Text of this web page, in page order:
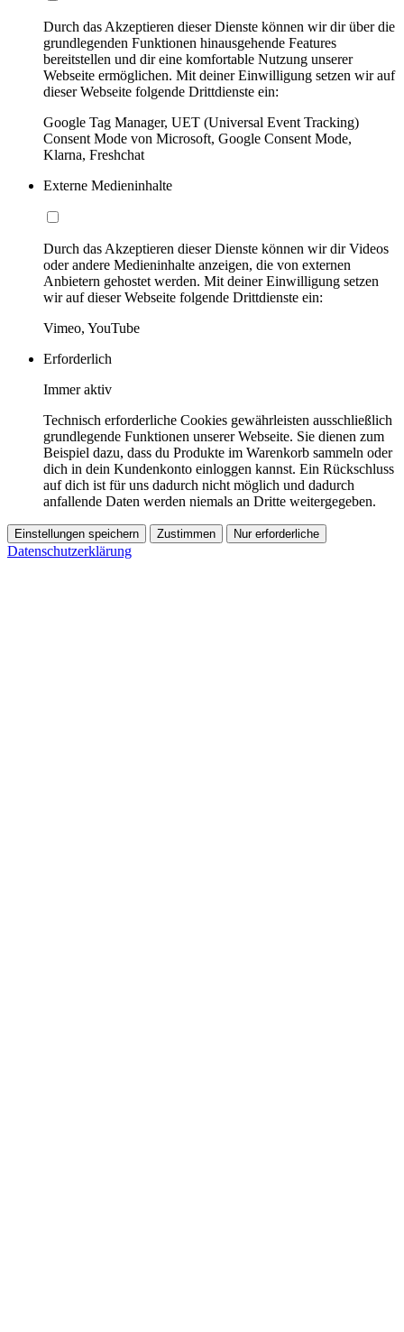
Durch das Akzeptieren dieser Dienste können wir dir über die
grundlegenden Funktionen hinausgehende Features
bereitstellen und dir eine komfortable Nutzung unserer
Webseite ermöglichen. Mit deiner Einwilligung setzen wir auf
dieser Webseite folgende Drittdienste ein:
Google Tag Manager, UET (Universal Event Tracking)
Consent Mode von Microsoft, Google Consent Mode,
Klarna, Freshchat
Externe Medieninhalte
Durch das Akzeptieren dieser Dienste können wir dir Videos
oder andere Medieninhalte anzeigen, die von externen
Anbietern gehostet werden. Mit deiner Einwilligung setzen
wir auf dieser Webseite folgende Drittdienste ein:
Vimeo, YouTube
Erforderlich
Immer aktiv
Technisch erforderliche Cookies gewährleisten ausschließlich
grundlegende Funktionen unserer Webseite. Sie dienen zum
Beispiel dazu, dass du Produkte im Warenkorb sammeln oder
dich in dein Kundenkonto einloggen kannst. Ein Rückschluss
auf dich ist für uns dadurch nicht möglich und dadurch
anfallende Daten werden niemals an Dritte weitergegeben.
Einstellungen speichern Zustimmen Nur erforderliche
Datenschutzerklärung